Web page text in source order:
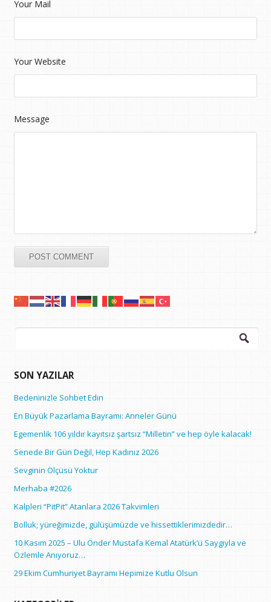
Your Mail
Your Website
Message
Arama:
SON YAZILAR
Bedeninizle Sohbet Edin
En Büyük Pazarlama Bayramı: Anneler Günü
Egemenlik 106 yıldır kayıtsız şartsız “Milletin” ve hep öyle kalacak!
Senede Bir Gün Değil, Hep Kadınız 2026
Sevginin Ölçüsü Yoktur
Merhaba #2026
Kalpleri “PitPit” Atanlara 2026 Takvimleri
Bolluk; yüreğimizde, gülüşümüzde ve hissettiklerimizdedir…
10 Kasım 2025 – Ulu Önder Mustafa Kemal Atatürk’ü Saygıyla ve
Özlemle Anıyoruz…
29 Ekim Cumhuriyet Bayramı Hepimize Kutlu Olsun